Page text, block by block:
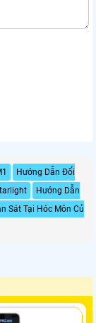
Hướng Dẫn Đổi
Hướng Dẫn
Sát Tại Hóc Môn Củ